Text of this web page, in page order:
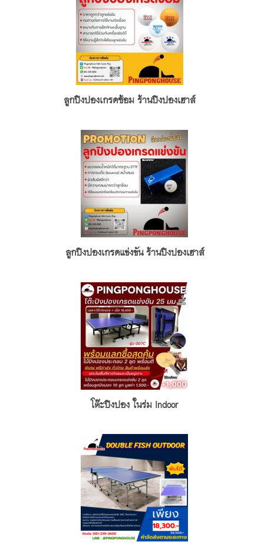
ลูกปิงปองเกรดซ้อม ร้านปิงปองเฮาส์
ลูกปิงปองเกรดแข่งขัน ร้านปิงปองเฮาส์
โต๊ะปิงปอง ในร่ม Indoor